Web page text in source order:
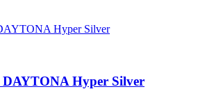
Hyper Silver